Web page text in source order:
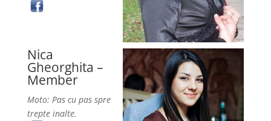
Nica
Gheorghita –
Member
Moto: Pas cu pas spre
trepte inalte.